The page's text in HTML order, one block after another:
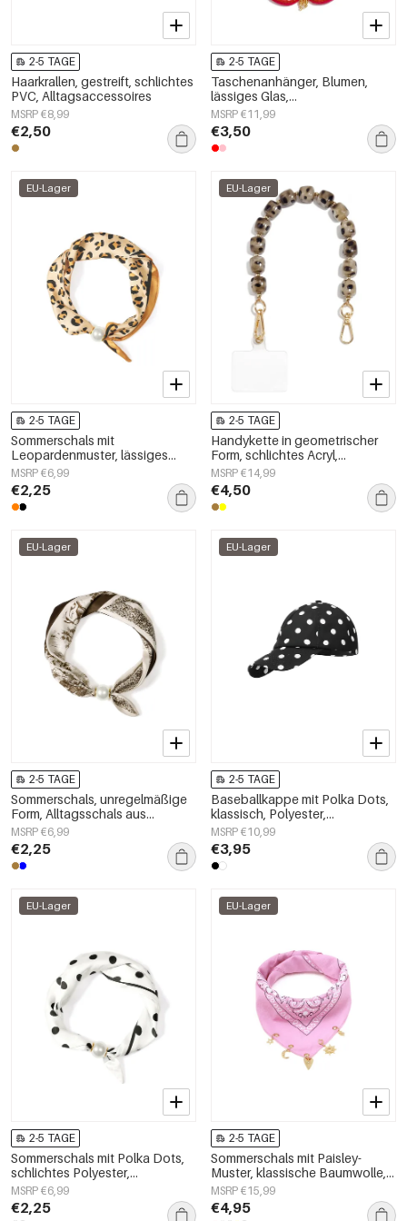
2-5 TAGE
Haarkrallen, gestreift, schlichtes
PVC, Alltagsaccessoires
MSRP €8,99
€2,50
2-5 TAGE
Taschenanhänger, Blumen,
lässiges Glas,
Alltagsaccessoires
MSRP €11,99
€3,50
EU-Lager
2-5 TAGE
Sommerschals mit
Leopardenmuster, lässiges
Polyester, Alltagsaccessoires
MSRP €6,99
€2,25
EU-Lager
2-5 TAGE
Handykette in geometrischer
Form, schlichtes Acryl,
Alltagsaccessoire
MSRP €14,99
€4,50
EU-Lager
2-5 TAGE
Sommerschals, unregelmäßige
Form, Alltagsschals aus
Polyester, Accessoires für jeden
Tag
MSRP €6,99
€2,25
EU-Lager
2-5 TAGE
Baseballkappe mit Polka Dots,
klassisch, Polyester,
Alltagsaccessoire
MSRP €10,99
€3,95
EU-Lager
2-5 TAGE
Sommerschals mit Polka Dots,
schlichtes Polyester,
Alltagsaccessoires
MSRP €6,99
€2,25
EU-Lager
2-5 TAGE
Sommerschals mit Paisley-
Muster, klassische Baumwolle,
Alltagsaccessoires
MSRP €15,99
€4,95